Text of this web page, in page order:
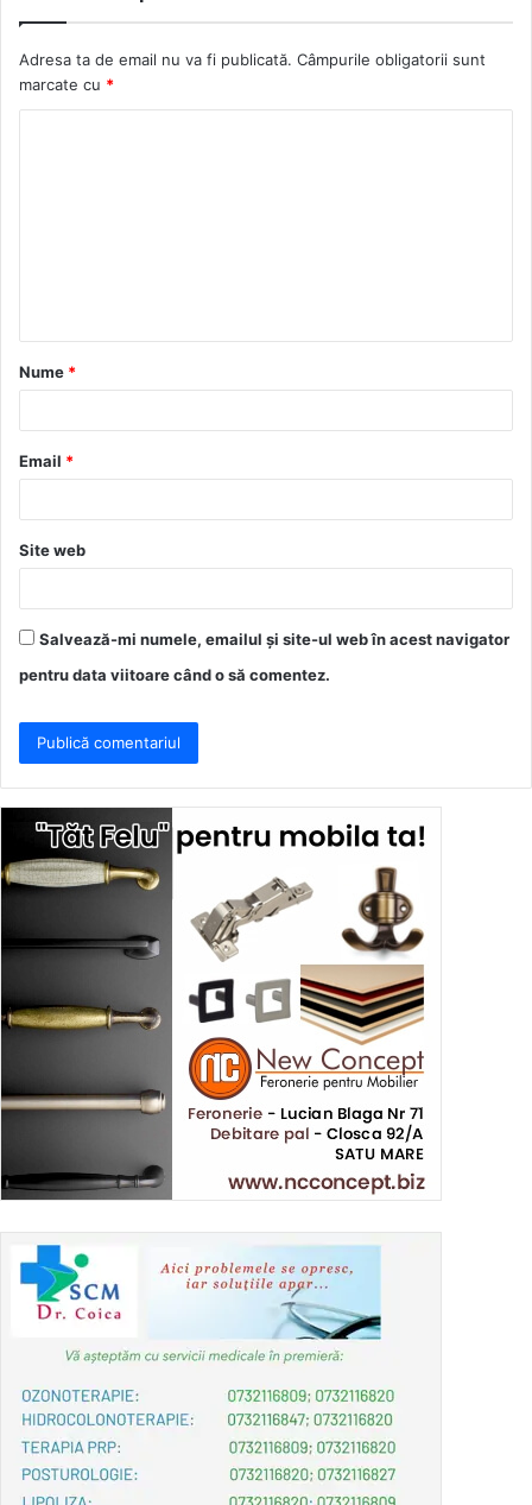
Adresa ta de email nu va fi publicată. Câmpurile obligatorii sunt
marcate cu *
a
r
*
Nume *
Email *
Site web
Salvează-mi numele, emailul și site-ul web în acest navigator
pentru data viitoare când o să comentez.